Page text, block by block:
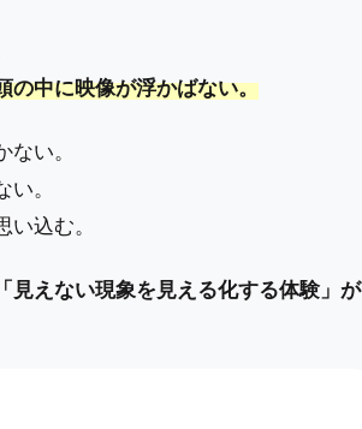
の中に映像が浮かばない。
い。
。
込む。
「見えない現象を見える化する体験」が